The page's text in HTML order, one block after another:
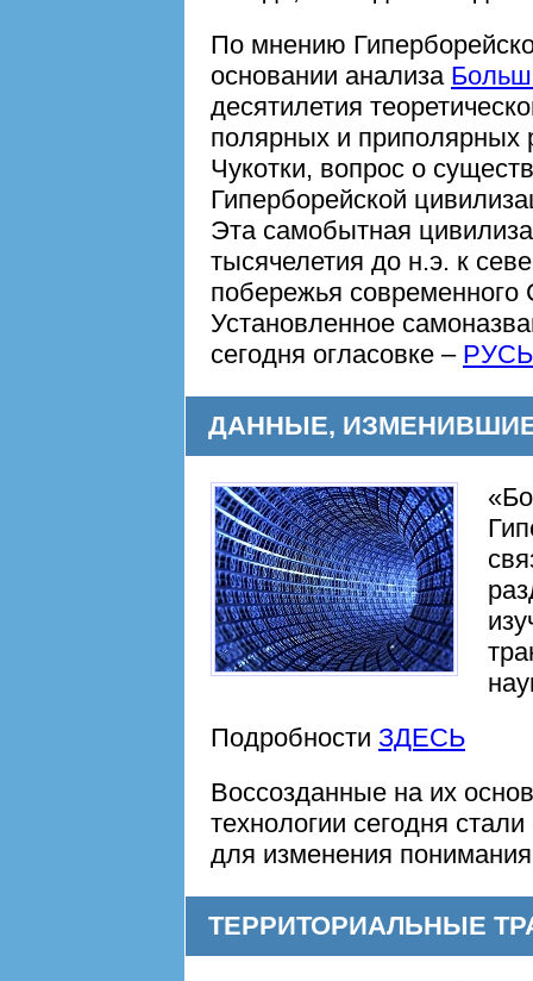
По мнению
основании анализа
десятилетия
полярных и приполярных
Чукотки, вопрос о
Гиперборейской
Эта самобытная
тысячелетия до н.э. к
побережья современного
Установленное
сегодня огласовке – РУСЬ
ДАННЫЕ,
Подробности ЗДЕСЬ
Воссозданные на их
технологии сегодня
для изменения
TЕРРИТОРИАЛЬНЫЕ